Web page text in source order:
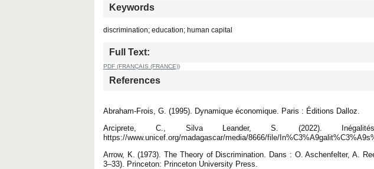
Keywords
discrimination; education; human capital
Full Text:
PDF (FRANÇAIS (FRANCE))
References
Abraham-Frois, G. (1995). Dynamique économique. Paris : Éditions Dalloz.
Arciprete, C., Silva Leander, S. (2022).
https://www.unicef.org/madagascar/media/8666/file/
Arrow, K. (1973). The Theory of Discrimination. Dans : O. Aschenfelter, A.
3–33). Princeton: Princeton University Press.